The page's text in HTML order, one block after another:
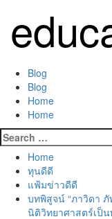
content
Primary
Menu
Blog
Blog
Home
Home
Search
for:
Home
ทุนดีดี
แฟ้มข่าวดีดี
บทพิสูจน์ “ภาวิดา
นิติวิทยาศาสตร์เป็